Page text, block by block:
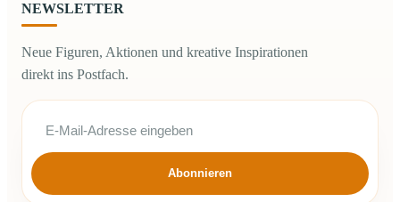
NEWSLETTER
Neue Figuren, Aktionen und kreative Inspirationen
direkt ins Postfach.
Abonnieren